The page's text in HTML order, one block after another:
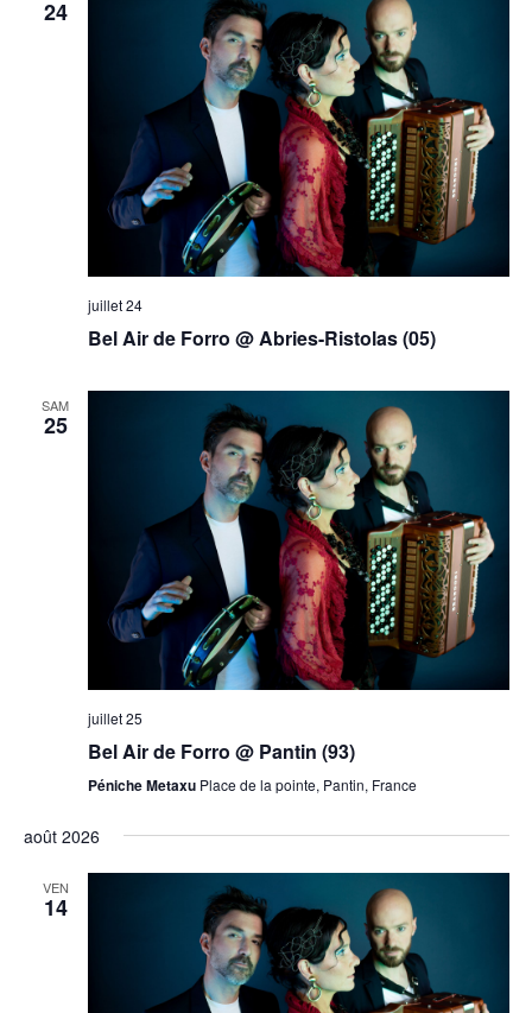
24
juillet 24
Bel Air de Forro @ Abries-Ristolas (05)
SAM
25
juillet 25
Bel Air de Forro @ Pantin (93)
Péniche Metaxu Place de la pointe, Pantin, France
août 2026
VEN
14